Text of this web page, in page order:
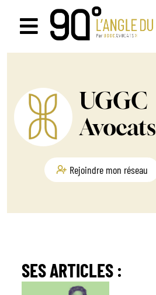
contenuNavigation
bascule
UGGC
Avocats
Rejoindre mon réseau
SES ARTICLES :